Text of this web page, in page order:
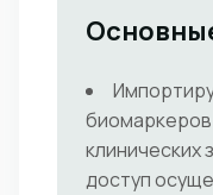
клинических
доступ